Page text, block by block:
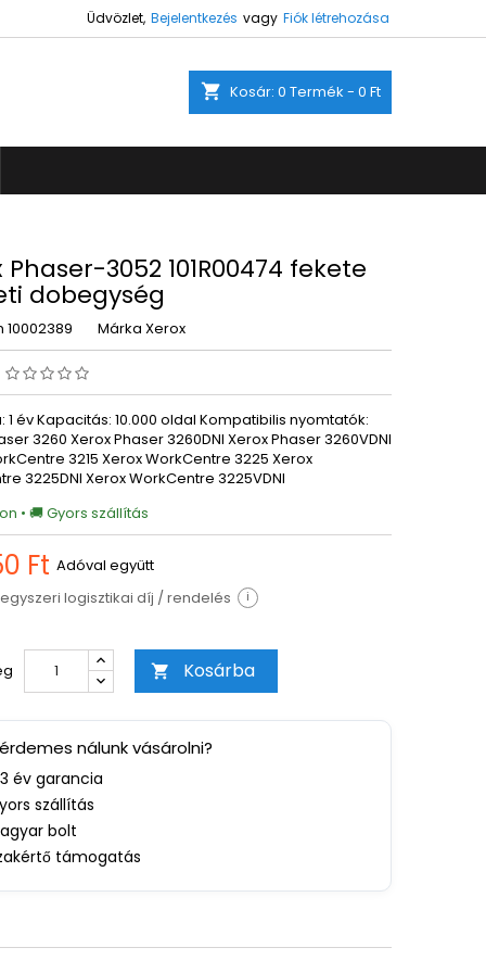
Üdvözlet, Bejelentkezés vagy Fiók létrehozása
shopping_cart Kosár: 0 Termék - 0 Ft
Phaser-3052 101R00474 fekete
dobegység
10002389 Márka Xerox
1 év Kapacitás: 10.000 oldal Kompatibilis nyomtatók:
3260 Xerox Phaser 3260DNI Xerox Phaser 3260VDNI
3215 Xerox WorkCentre 3225 Xerox
3225DNI Xerox WorkCentre 3225VDNI
• 🚚 Gyors szállítás
Ft Adóval együtt
egyszeri logisztikai díj / rendelés i
 Kosárba
nálunk vásárolni?
év garancia
szállítás
bolt
támogatás